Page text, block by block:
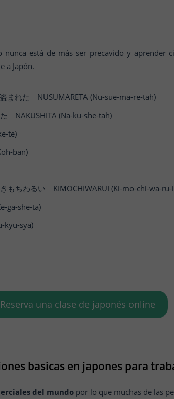
nunca está de más ser precavido y aprender
a Japón.
盗まれた NUSUMARETA (Nu-sue-ma-re-tah)
NAKUSHITA (Na-ku-she-tah)
te)
ban)
きもちわるい KIMOCHIWARUI (Ki-mo-chi-wa-ru-
ga-she-ta)
kyu-sya)
Reserva una clase de japonés online
basicas en japones para
del mundopor lo que muchas de las